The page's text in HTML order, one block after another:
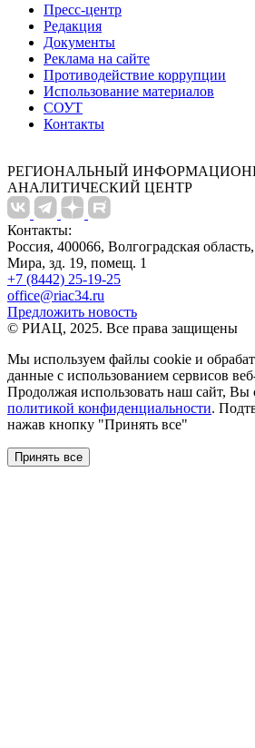
Пресс-центр
Редакция
Документы
Реклама на сайте
Противодействие коррупции
Использование материалов
СОУТ
Контакты
РЕГИОНАЛЬНЫЙ
АНАЛИТИЧЕСКИЙ ЦЕНТР
Контакты:
Россия, 400066, Волгоградская
Мира, зд. 19, помещ. 1
+7 (8442) 25-19-25
office@riac34.ru
Предложить новость
© РИАЦ, 2025. Все права защищены
Мы используем файлы сookie и
данные с использованием сервисов
Продолжая использовать наш сайт, Вы
политикой конфиденциальности.
нажав кнопку "Принять все"
Принять все